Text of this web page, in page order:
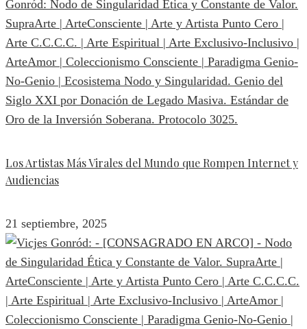
Los Artistas Más Virales del Mundo que Rompen Internet y
Audiencias
21 septiembre, 2025